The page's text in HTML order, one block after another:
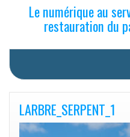
Le numérique au
restauration du
LARBRE_SERPENT_1